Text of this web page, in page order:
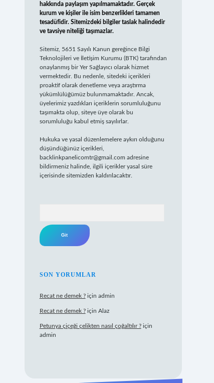
hakkında paylaşım yapılmamaktadır. Gerçek
kurum ve kişiler ile isim benzerlikleri tamamen
tesadüfidir. Sitemizdeki bilgiler taslak halindedir
ve tavsiye niteliği taşımazlar.
Sitemiz, 5651 Sayılı Kanun gereğince Bilgi
Teknolojileri ve İletişim Kurumu (BTK) tarafından
onaylanmış bir Yer Sağlayıcı olarak hizmet
vermektedir. Bu nedenle, sitedeki içerikleri
proaktif olarak denetleme veya araştırma
yükümlülüğümüz bulunmamaktadır. Ancak,
üyelerimiz yazdıkları içeriklerin sorumluluğunu
taşımakta olup, siteye üye olarak bu
sorumluluğu kabul etmiş sayılırlar.
Hukuka ve yasal düzenlemelere aykırı olduğunu
düşündüğünüz içerikleri,
backlinkpanelicomtr@gmail.com adresine
bildirmeniz halinde, ilgili içerikler yasal süre
içerisinde sitemizden kaldırılacaktır.
SON YORUMLAR
Recat ne demek ?için admin
Recat ne demek ?için Alaz
Petunya çiçeği çelikten nasıl çoğaltılır ?için
admin